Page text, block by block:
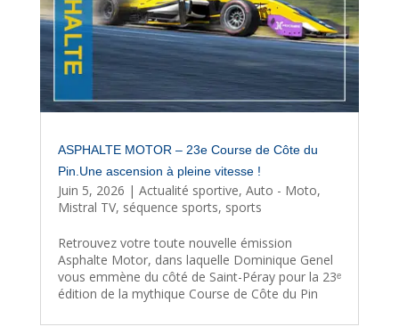
ASPHALTE MOTOR – 23e Course de Côte du
Pin.Une ascension à pleine vitesse !
Juin 5, 2026 | Actualité sportive, Auto - Moto,
Mistral TV, séquence sports, sports
Retrouvez votre toute nouvelle émission
Asphalte Motor, dans laquelle Dominique Genel
vous emmène du côté de Saint-Péray pour la 23ᵉ
édition de la mythique Course de Côte du Pin